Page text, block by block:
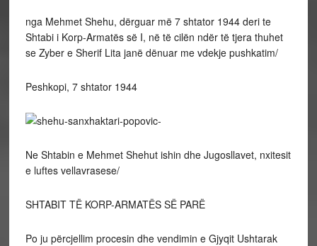
nga Mehmet Shehu, dërguar më 7 shtator 1944 deri te
Shtabi i Korp-Armatës së I, në të cilën ndër të tjera thuhet
se Zyber e Sherif Lita janë dënuar me vdekje pushkatim/
Peshkopi, 7 shtator 1944
Ne Shtabin e Mehmet Shehut ishin dhe Jugosllavet, nxitesit
e luftes vellavrasese/
SHTABIT TË KORP-ARMATËS SË PARË
Po ju përcjellim procesin dhe vendimin e Gjyqit Ushtarak